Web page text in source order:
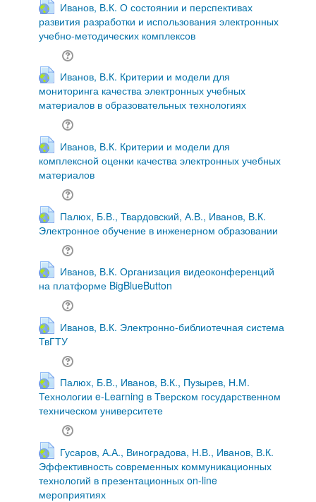
Иванов, В.К. О состоянии и перспективах
развития разработки и использования электронных
учебно-методических комплексов
Иванов, В.К. Критерии и модели для
мониторинга качества электронных учебных
материалов в образовательных технологиях
Иванов, В.К. Критерии и модели для
комплексной оценки качества электронных учебных
материалов
Палюх, Б.В., Твардовский, А.В., Иванов, В.К.
Электронное обучение в инженерном образовании
Иванов, В.К. Организация видеоконференций
на платформе BigBlueButton
Иванов, В.К. Электронно-библиотечная система
ТвГТУ
Палюх, Б.В., Иванов, В.К., Пузырев, Н.М.
Технологии e-Learning в Тверском государственном
техническом университете
Гусаров, А.А., Виноградова, Н.В., Иванов, В.К.
Эффективность современных коммуникационных
технологий в презентационных on-line
мероприятиях